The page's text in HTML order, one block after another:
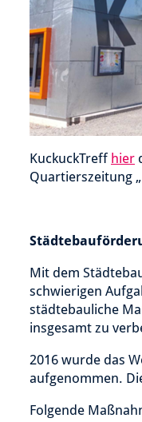
KuckuckTreff hier
Quartierszeitung
Mit dem
schwierigen
städtebauliche
insgesamt zu
2016 wurde das
aufgenommen.
Folgende